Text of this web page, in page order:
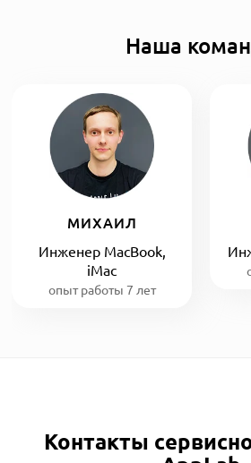
Наша
МИХАИЛ
Инженер MacBook,
iMac
опыт работы 7 лет
Контакты